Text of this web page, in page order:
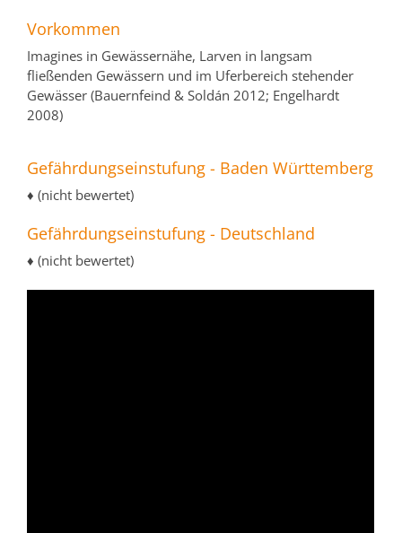
Vorkommen
Imagines in Gewässernähe, Larven in langsam
fließenden Gewässern und im Uferbereich stehender
Gewässer (Bauernfeind & Soldán 2012; Engelhardt
2008)
Gefährdungseinstufung - Baden Württemberg
♦ (nicht bewertet)
Gefährdungseinstufung - Deutschland
♦ (nicht bewertet)